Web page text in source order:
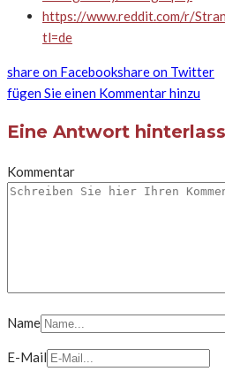
https://www.reddit.com/r/
tl=de
share on Facebookshare on Twitter
fügen Sie einen Kommentar hinzu
Eine Antwort
Kommentar
Name
E-Mail